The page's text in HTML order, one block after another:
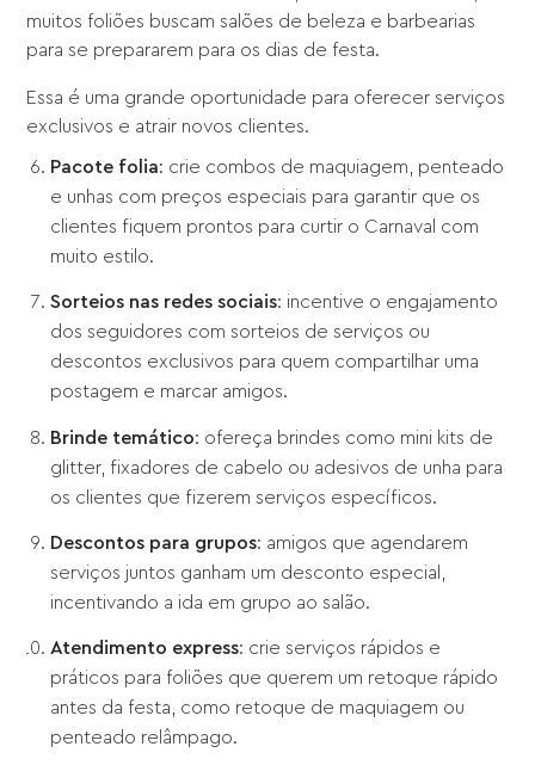
muitos foliões buscam salões de beleza e barbearias
para se prepararem para os dias de festa.
Essa é uma grande oportunidade para oferecer serviços
exclusivos e atrair novos clientes.
Pacote folia: crie combos de maquiagem, penteado
e unhas com preços especiais para garantir que os
clientes fiquem prontos para curtir o Carnaval com
muito estilo.
Sorteios nas redes sociais: incentive o engajamento
dos seguidores com sorteios de serviços ou
descontos exclusivos para quem compartilhar uma
postagem e marcar amigos.
Brinde temático: ofereça brindes como mini kits de
glitter, fixadores de cabelo ou adesivos de unha para
os clientes que fizerem serviços específicos.
Descontos para grupos: amigos que agendarem
serviços juntos ganham um desconto especial,
incentivando a ida em grupo ao salão.
Atendimento express: crie serviços rápidos e
práticos para foliões que querem um retoque rápido
antes da festa, como retoque de maquiagem ou
penteado relâmpago.